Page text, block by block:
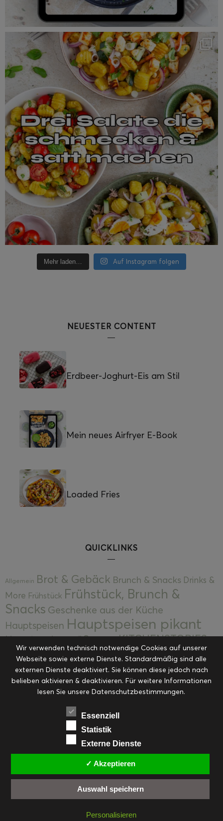
Mehr laden… Auf Instagram folgen
NEUESTER CONTENT
Erdbeer-Joghurt-Eis am Stil
Mein neues Airfryer E-Book
Loaded Fries
QUICKLINKS
Allgemein Brot & Gebäck Brunch & Snacks Drinks &
More Frühstück Frühstück, Brunch &
Snacks Geschenke aus der Küche
Hauptspeisen Hauptspeisen pikant
Hauptspeisen süßKekseKITCHENSTORIES
Kuchen, Torten & Desserts Kuchen und
Desserts Kulinarik Kulinarische Mitbringsel &
Eingemachtes Ohne Kategorie Ostern Resteküche
RezepteSaisonalSliderStartseite
Suppen, Salate & Vorspeisen
Vorspeisen, Salate & Suppen
Weihnachten Workshops & Events
FACEBOOK PINTEREST
EMAIL
INSTAGRAM
Wir verwenden technisch notwendige Cookies auf unserer
Webseite sowie externe Dienste. Standardmäßig sind alle
externen Dienste deaktiviert. Sie können diese jedoch nach
belieben aktivieren & deaktivieren. Für weitere Informationen
lesen Sie unsere Datenschutzbestimmungen.
Essenziell
Statistik
Externe Dienste
✓ Akzeptieren
Auswahl speichern
Personalisieren